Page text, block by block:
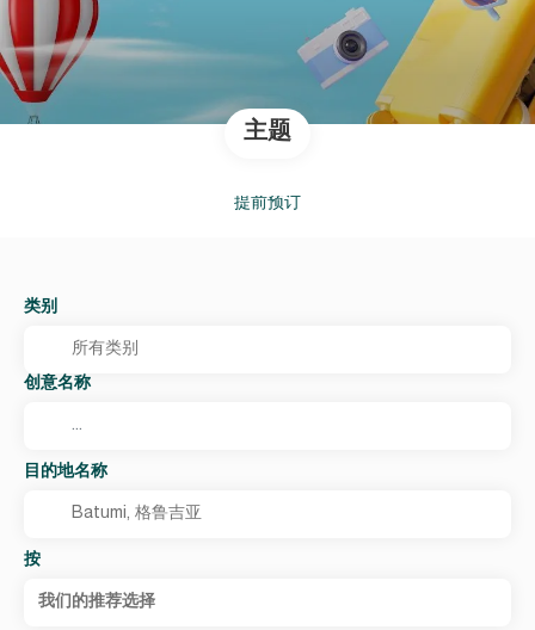
主题
提前预订
类别
创意名称
目的地名称
按
我们的推荐选择